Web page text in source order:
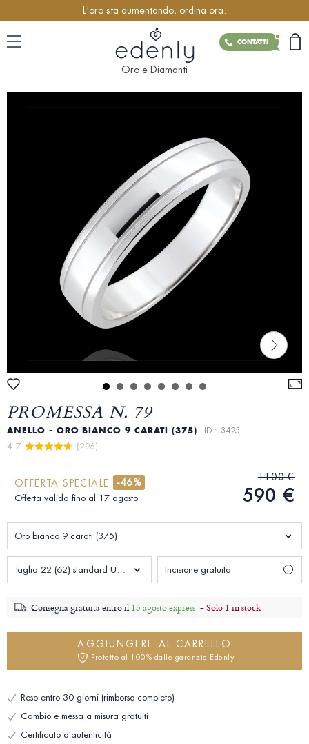
L'oro sta aumentando, ordina ora.
CONTATTI
Oro e Diamanti
PROMESSA N. 79
ANELLO - ORO BIANCO 9 CARATI (375) ID : 3425
4.7
(296)
OFFERTA SPECIALE -46%
Offerta valida fino al 17 agosto
1100 €
590 €
Oro bianco 9 carati (375)
Taglia 22 (62) standard Uomo Incisione gratuita
Consegna gratuita entro il 13 agosto express -Solo 1 in stock
AGGIUNGERE AL CARRELLO
Protetto al 100% dalle garanzie Edenly
Reso entro 30 giorni (rimborso completo)
Cambio e messa a misura gratuiti
Certificato d'autenticità